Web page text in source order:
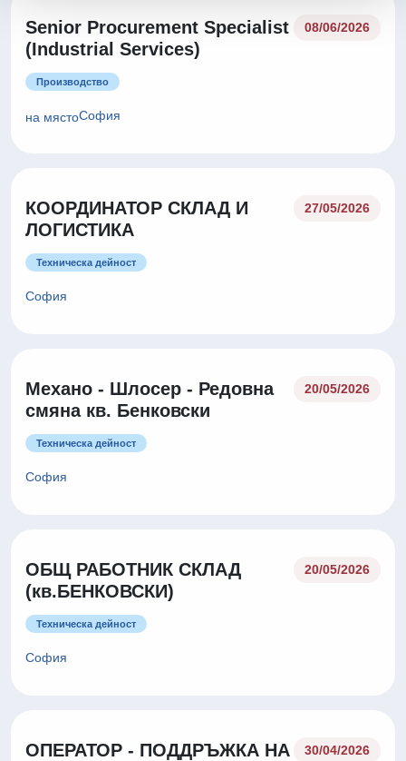
Senior Procurement Specialist
(Industrial Services)
08/06/2026
Производство
на мястоСофия
КООРДИНАТОР СКЛАД И
ЛОГИСТИКА
27/05/2026
Техническа дейност
София
Механо - Шлосер - Редовна
смяна кв. Бенковски
20/05/2026
Техническа дейност
София
ОБЩ РАБОТНИК СКЛАД
(кв.БЕНКОВСКИ)
20/05/2026
Техническа дейност
София
ОПЕРАТОР - ПОДДРЪЖКА НА
30/04/2026